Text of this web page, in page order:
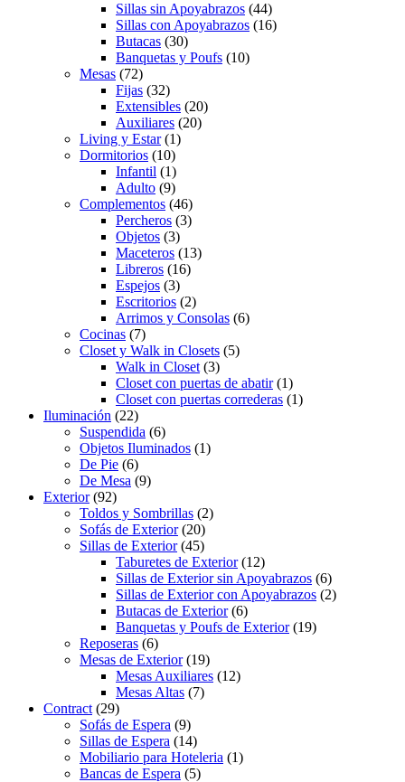
Sillas sin Apoyabrazos (44)
Sillas con Apoyabrazos (16)
Butacas (30)
Banquetas y Poufs (10)
Mesas (72)
Fijas (32)
Extensibles (20)
Auxiliares (20)
Living y Estar(1)
Dormitorios (10)
Infantil (1)
Adulto (9)
Complementos (46)
Percheros (3)
Objetos (3)
Maceteros (13)
Libreros (16)
Espejos (3)
Escritorios (2)
Arrimos y Consolas (6)
Cocinas (7)
Closet y Walk in Closets (5)
Walk in Closet (3)
Closet con puertas de abatir(1)
Closet con puertas correderas (1)
Iluminación (22)
Suspendida (6)
Objetos Iluminados (1)
De Pie (6)
De Mesa (9)
Exterior(92)
Toldos y Sombrillas (2)
Sofás de Exterior(20)
Sillas de Exterior(45)
Taburetes de Exterior(12)
Sillas de Exterior sin Apoyabrazos (6)
Sillas de Exterior con Apoyabrazos (2)
Butacas de Exterior(6)
Banquetas y Poufs de Exterior(19)
Reposeras (6)
Mesas de Exterior(19)
Mesas Auxiliares (12)
Mesas Altas (7)
Contract (29)
Sofás de Espera (9)
Sillas de Espera (14)
Mobiliario para Hoteleria (1)
Bancas de Espera (5)